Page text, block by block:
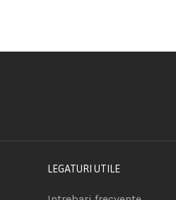
LEGATURI UTILE